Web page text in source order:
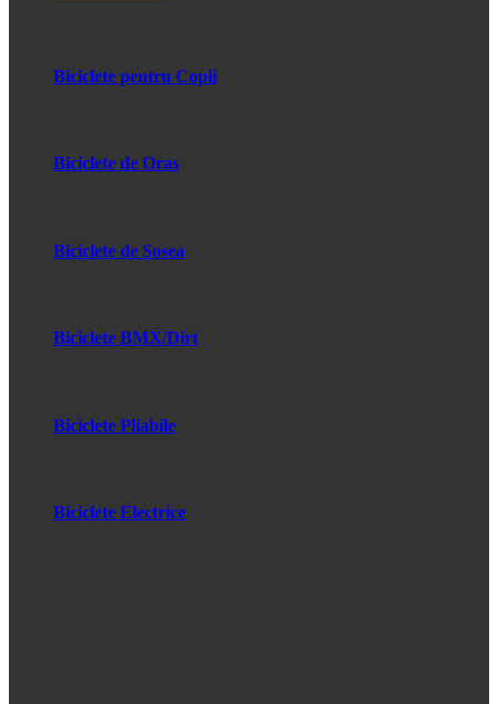
Biciclete pentru Copii
Biciclete de Oras
Biciclete de Sosea
Biciclete BMX/Dirt
Biciclete Pliabile
Biciclete Electrice